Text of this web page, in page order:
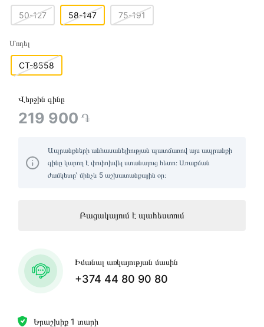
50-127 58-147 75-191
Մոդել
CT-8558
Երաշխիք 1 տարի
Վերջին գինը
219 900 ֏
Ապրանքների անհասանելիության պատճառով այս ապրանքի
գինը կարող է փոփոխվել ստանալուց հետո։ Առաքման
ժամկետը՝ մինչև 5 աշխատանքային օր։
Բացակայում է պահեստում
Իմանալ առկայության մասին
+374 44 80 90 80